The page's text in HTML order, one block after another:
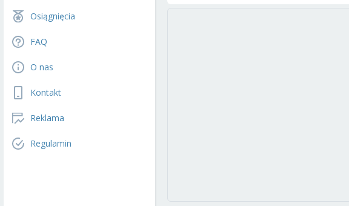
Osiągnięcia
FAQ
O nas
Kontakt
Reklama
Regulamin